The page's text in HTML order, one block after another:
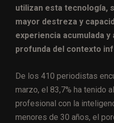
utilizan esta tecnología,
mayor destreza y
experiencia acumulada
profunda del contexto
De los 410 periodistas
marzo, el 83,7% ha tenido
profesional con la
menores de 30 años, el